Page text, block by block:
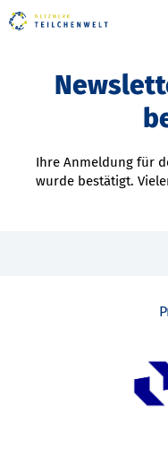
Ihre Anmeldung für
wurde bestätigt.